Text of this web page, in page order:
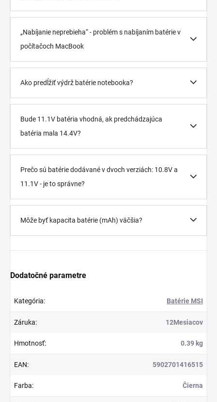
„Nabíjanie neprebieha“ - problém s nabíjaním batérie v
počítačoch MacBook
Ako predĺžiť výdrž batérie notebooka?
Bude 11.1V batéria vhodná, ak predchádzajúca
batéria mala 14.4V?
Prečo sú batérie dodávané v dvoch verziách: 10.8V a
11.1V - je to správne?
Môže byť kapacita batérie (mAh) väčšia?
Dodatočné parametre
Kategória: Batérie MSI
Záruka: 12Mesiacov
Hmotnosť: 0.39 kg
EAN: 5902701416515
Farba: Čierna